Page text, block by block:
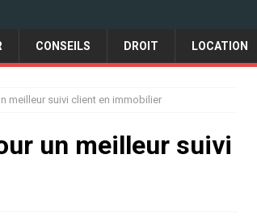
CONSEILS DROIT LOCATION
meilleur suivi client en immobilier
un meilleur suivi